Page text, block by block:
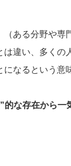
（ある分野や専
は違い、多くの
なるという意
的な存在から一